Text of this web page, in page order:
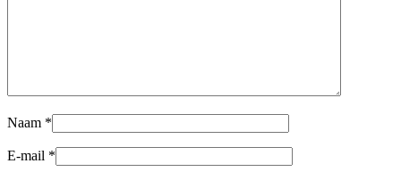
Naam *
E-mail *